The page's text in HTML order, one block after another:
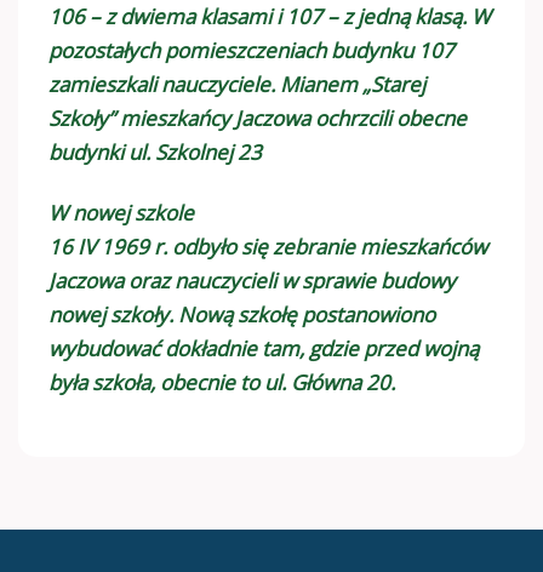
106 – z dwiema klasami i 107 – z jedną klasą. W
pozostałych pomieszczeniach budynku 107
zamieszkali nauczyciele. Mianem „Starej
Szkoły” mieszkańcy Jaczowa ochrzcili obecne
budynki ul. Szkolnej 23
W nowej szkole
16 IV 1969 r. odbyło się zebranie mieszkańców
Jaczowa oraz nauczycieli w sprawie budowy
nowej szkoły. Nową szkołę postanowiono
wybudować dokładnie tam, gdzie przed wojną
była szkoła, obecnie to ul. Główna 20.